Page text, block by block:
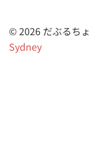
© 2026 だぶるち
Sydney